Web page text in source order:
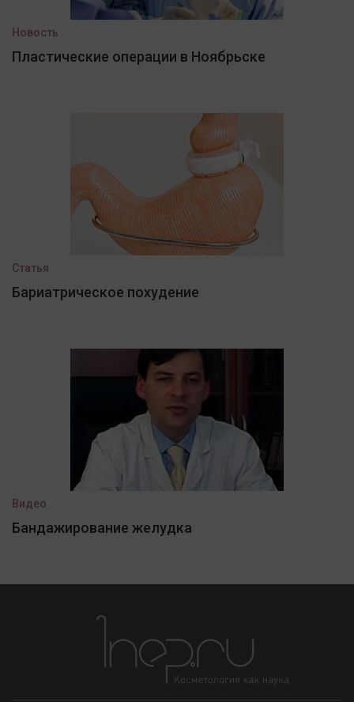
Новость
Пластические операции в Ноябрьске
Статья
Бариатрическое похудение
Видео
Бандажирование желудка